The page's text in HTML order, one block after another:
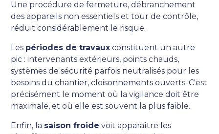
Une procédure de fermeture, débranchement
des appareils non essentiels et tour de contrôle,
réduit considérablement le risque.
Les périodes de travaux constituent un autre
pic : intervenants extérieurs, points chauds,
systèmes de sécurité parfois neutralisés pour les
besoins du chantier, cloisonnements ouverts. C'est
précisément le moment où la vigilance doit être
maximale, et où elle est souvent la plus faible.
Enfin, la saison froide voit apparaître les